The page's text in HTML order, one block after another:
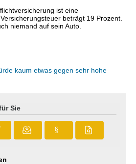
ist eine
beträgt 19 Prozent.
niemand auf sein Auto.
kaum etwas gegen sehr hohe
Sie
§